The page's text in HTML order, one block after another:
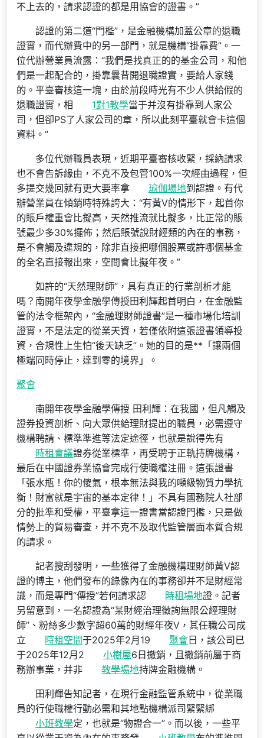
不上去的，請求認證的都是用協會的證書。”
認證的第二道“門檻”，是金融機構加蓋公章的退職
證實，而代辦費中的另一部門，就是機構“掛靠費”。一
位代辦營業員流露：“我們是找真正的的基金公司，和他
們是一起配合的，掛靠曩昔開退職證實，要給人家錢
的。平臺審核這一塊，由於前段時光有不少人供給假的
退職證實，相
1對1教學當于并沒有掛靠到人家公
司，但卻PS了人家公司的章，所以此刻平臺就會卡這個
資料。”
多位代辦職員表現，近期平臺審核收緊，採納請求
也不會告訴緣由，不克不及包管100%一次經由過程，但
多提交幾回就有更大要率拿
瑜伽場地到認證。有代
辦營業員在傾銷時特殊誇大：“有黃V的情形下，起首你
的賬戶權重會比擬高，天然推流就比擬多，比正常的賬
號最少多30%擺佈；然后賬號說財經類的內在的事務，
是不會觸及違規的，除非直接把哪個股票或許哪個基金
的全名直接報出來，空間會比擬年夜。”
如許的“天然理財師”，具有真正的行業剖析才能
嗎？南開年夜學金融學傳授田利輝起首明白，在金融監
管的法令框架內，“金融理財師證書”是一種市場化培訓
證實，不是法定的從業天資，若僅依附這張證書領導投
資，合規性上生怕“後天缺乏”。她的目的是**「讓兩個
極端同時停止，達到零的境界」。
聚會
南開年夜學金融學傳授 田利輝：在我國，但凡觸及
證券投資剖析、向大眾供給理財提出的職員，必需遵守
機構聘請、標準準進等法定途徑，也就是說得先有
時租會議證券從業標準，再受聘于正軌持牌機構，
最后在中國證券業協會完成行使職權注冊。這張證書
「張水瓶！你的傻氣，根本無法與我的噸級物質力學抗
衡！財富就是宇宙的基本定律！」不具有國務院人社部
分的批準和受權，平臺拿這一證書當認證門檻，只是做
情勢上的貿易審查，并不克不及取代監管層面本質合規
的請求。
記者搜刮發明，一些獲得了金融機構理財師黃V認
證的博主，他們發布的錄像內在的事務卻并不是財經常
識，而是專門“傳授”若何請求認
時租場地證。記者
另留意到，一名認證為“某財經治理徵詢無限公經理財
師”、粉絲多少數字超60萬的財經年夜V，其任職公司成
立
時租空間于2025年2月19 聚會 日，該公司已
于2025年12月2
小樹屋6日撤銷，且撤銷前屬于商
務辦事業，并非
教學場地持牌金融機構。
田利輝告知記者，在現行金融監管系統中，從業職
員的行使職權行動必需和其地點機構派司緊緊綁
小班教學定，也就是“物證合一”。而以後，一些平